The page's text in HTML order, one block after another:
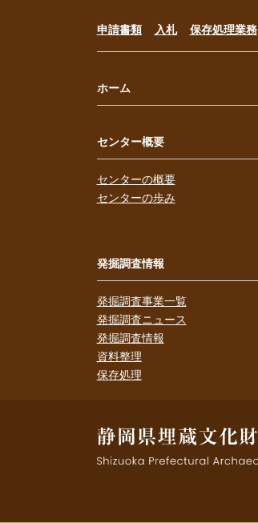
申請書類 入札 保存処理業務
ホーム
センター概要
センターの概要
センターの歩み
発掘調査情報
発掘調査事業一覧
発掘調査ニュース
発掘調査情報
資料整理
保存処理